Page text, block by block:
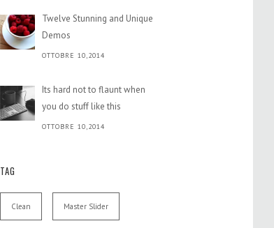
Twelve Stunning and Unique
Demos
OTTOBRE 10,2014
Its hard not to flaunt when
you do stuff like this
OTTOBRE 10,2014
TAG
Clean Master Slider